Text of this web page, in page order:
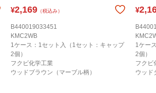
¥2,169 （税込み）
B440019033451
KMC2WB
1ケース：1セット入（1セット：キャップ
2個）
フクビ化学工業
ウッドブラウン（マーブル柄）
¥
1ケー
2個）
フクビ
ウッド